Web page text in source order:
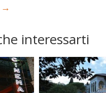
→
interessarti